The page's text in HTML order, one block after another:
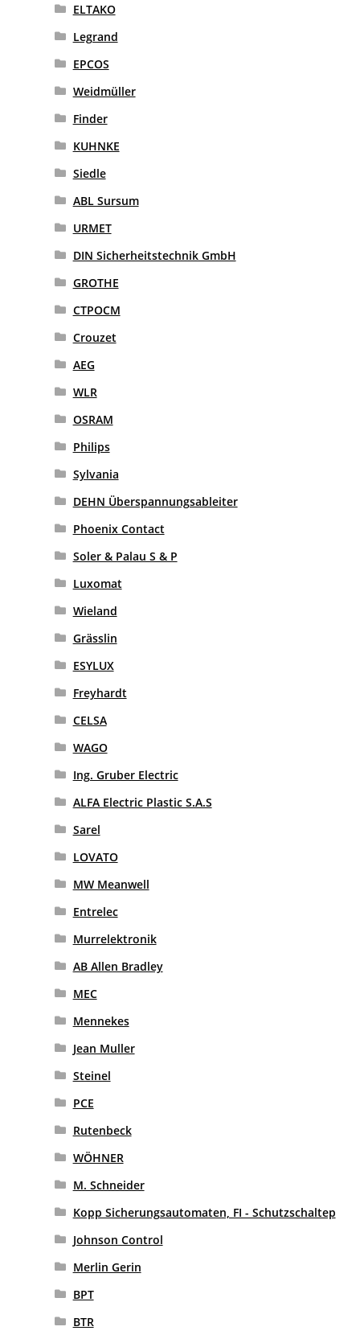
ELTAKO
Legrand
EPCOS
Weidmüller
Finder
KUHNKE
Siedle
ABL Sursum
URMET
DIN Sicherheitstechnik GmbH
GROTHE
CTPOCM
Crouzet
AEG
WLR
OSRAM
Philips
Sylvania
DEHN Überspannungsableiter
Phoenix Contact
Soler & Palau S & P
Luxomat
Wieland
Grässlin
ESYLUX
Freyhardt
CELSA
WAGO
Ing. Gruber Electric
ALFA Electric Plastic S.A.S
Sarel
LOVATO
MW Meanwell
Entrelec
Murrelektronik
AB Allen Bradley
MEC
Mennekes
Jean Muller
Steinel
PCE
Rutenbeck
WÖHNER
M. Schneider
Kopp Sicherungsautomaten, FI - Schutzschaltep
Johnson Control
Merlin Gerin
BPT
BTR